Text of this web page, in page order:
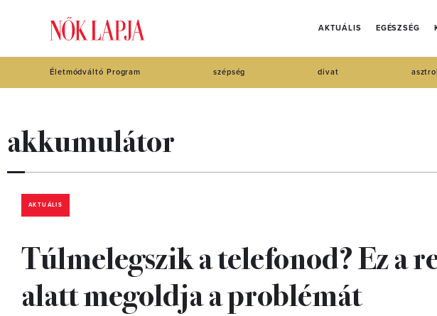
AKTUÁLIS EGÉSZSÉG
Életmódváltó Program szépség divat
akkumulátor
AKTUÁLIS
Túlmelegszik a telefonod? Ez a
alatt megoldja a problémát